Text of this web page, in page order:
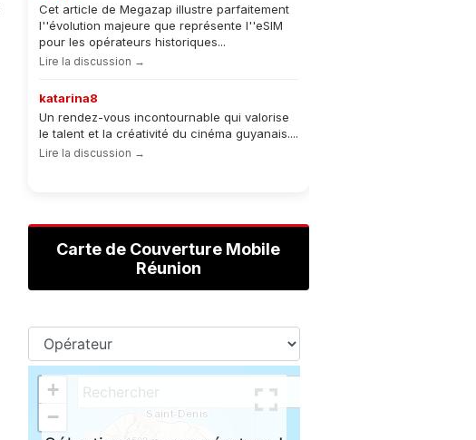
Cet article de Megazap illustre parfaitement
l''évolution majeure que représente l''eSIM
pour les opérateurs historiques...
Lire la discussion →
katarina8
Un rendez-vous incontournable qui valorise
le talent et la créativité du cinéma guyanais....
Lire la discussion →
Carte de Couverture Mobile
Réunion